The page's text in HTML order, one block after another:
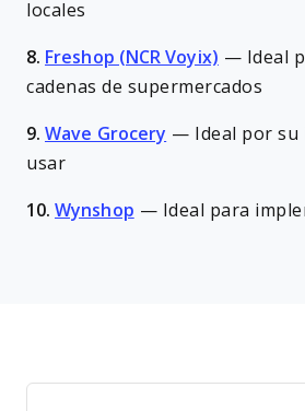
locales
8. Freshop (NCR Voyix) — Ideal
cadenas de supermercados
9. Wave Grocery —
Ideal por
usar
10. Wynshop — Ideal para